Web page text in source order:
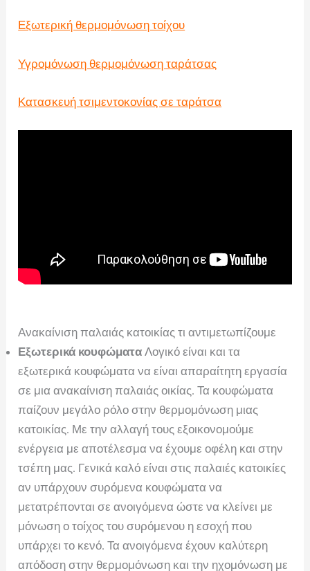
Εξωτερική θερμομόνωση τοίχου
Υγρομόνωση θερμομόνωση ταράτσας
Κατασκευή τσιμεντοκονίας σε ταράτσα
Ανακαίνιση παλαιάς κατοικίας τι αντιμετωπίζουμε
Εξωτερικά κουφώματα Λογικό είναι και τα
εξωτερικά κουφώματα να είναι απαραίτητη εργασία
σε μια ανακαίνιση παλαιάς οικίας. Τα κουφώματα
παίζουν μεγάλο ρόλο στην θερμομόνωση μιας
κατοικίας. Με την αλλαγή τους εξοικονομούμε
ενέργεια με αποτέλεσμα να έχουμε οφέλη και στην
τσέπη μας. Γενικά καλό είναι στις παλαιές κατοικίες
αν υπάρχουν συρόμενα κουφώματα να
μετατρέπονται σε ανοιγόμενα ώστε να κλείνει με
μόνωση ο τοίχος του συρόμενου η εσοχή που
υπάρχει το κενό. Τα ανοιγόμενα έχουν καλύτερη
απόδοση στην θερμομόνωση και την ηχομόνωση με